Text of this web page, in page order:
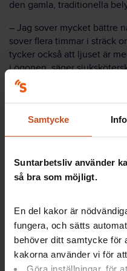
Samtycke
Suntarbetsliv använder
så bra som möjligt.
En del kakor är
fungera, och sätts
behöver ditt samtycke för
kakorna använder vi för
Göra inställningar, för
den gamla, traditionella
– Jag sover mycket bättre
sover flera timmar i sträck
tycker också att ljuset är
i ögonen, säger
– Ljuset ger ett lugn,
När det röda ljuset
ljudnivån eftersom det
Fotnot:Bakom satsningen
”Danske regioner”,
Sundhedskartellet,
ytterligare en facklig